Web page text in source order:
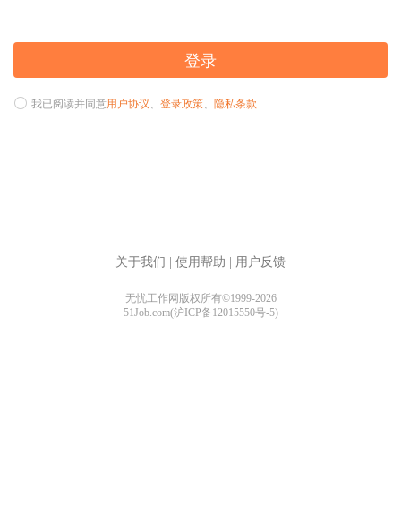
登录
我已阅读并同意用户协议、 登录政策、 隐私条款
关于我们 使用帮助 用户反馈
无忧工作网版权所有©1999-2026
51Job.com(沪ICP备12015550号-5)